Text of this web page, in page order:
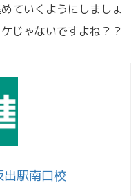
ていくようにしましょ
じゃないですよね？？
駅南口校